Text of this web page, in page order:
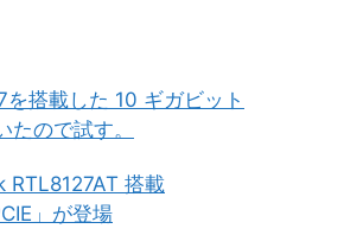
搭載した 10 ギガビット
たので試す。
RTL8127AT 搭載
」が登場